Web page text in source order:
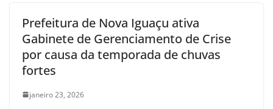
Prefeitura de Nova Iguaçu ativa
Gabinete de Gerenciamento de Crise
por causa da temporada de chuvas
fortes
janeiro 23, 2026